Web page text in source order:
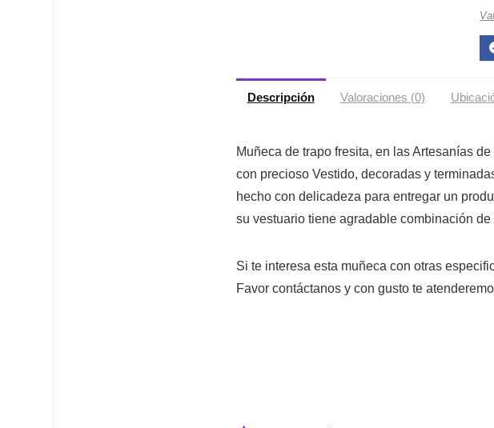
Descripción Valoraciones (0)
Muñeca de trapo fresita, en las Artesanías
con precioso Vestido, decoradas y
hecho con delicadeza para entregar un
su vestuario tiene agradable combinación de
Si te interesa esta muñeca con otras
Favor contáctanos y con gusto te